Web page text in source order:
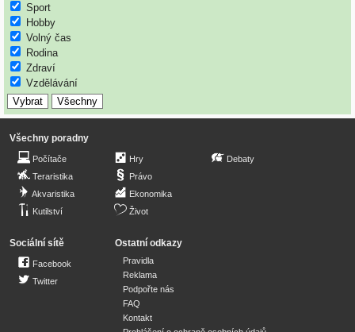
Sport
Hobby
Volný čas
Rodina
Zdraví
Vzdělávání
Všechny poradny
Počítače
Teraristika
Akvaristika
Kutilství
Hry
Právo
Ekonomika
Život
Debaty
Sociální sítě
Facebook
Twitter
Ostatní odkazy
Pravidla
Reklama
Podpořte nás
FAQ
Kontakt